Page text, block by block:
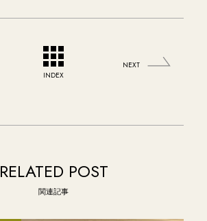
INDEX
NEXT
RELATED POST
関連記事